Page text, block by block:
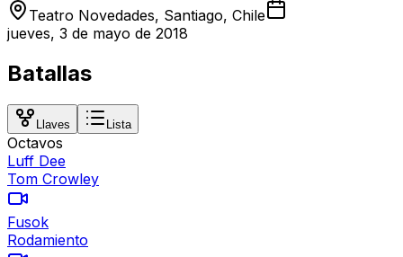
Teatro Novedades, Santiago, Chile
jueves, 3 de mayo de 2018
Batallas
Llaves Lista
Octavos
Luff Dee
Tom Crowley
Fusok
Rodamiento